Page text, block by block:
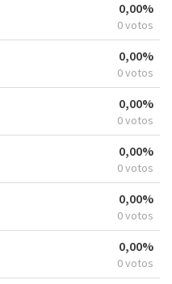
0,00%
0 votos
0,00%
0 votos
0,00%
0 votos
0,00%
0 votos
0,00%
0 votos
0,00%
0 votos